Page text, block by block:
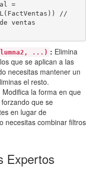
//
ventas
...) : Elimina
los que se aplican a las
necesitas mantener un
el resto.
Modifica la forma en que
que se
en lugar de
necesitas combinar filtros
Expertos